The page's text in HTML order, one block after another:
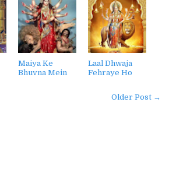
Maiya Ke
Bhuvna Mein
Laal Dhwaja
Fehraye Ho
Older Post →